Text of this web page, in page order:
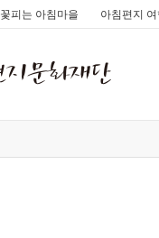
꽃피는 아침마을 아침편지 여